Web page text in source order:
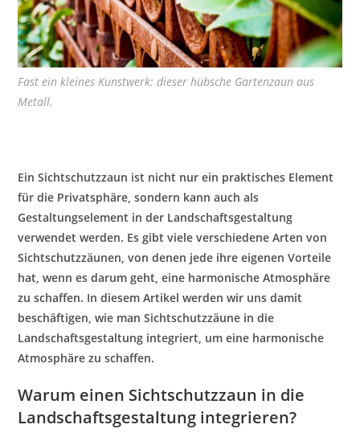
Fast ein kleines Kunstwerk: dieser hübsche Gartenzaun aus
Metall.
Ein Sichtschutzzaun ist nicht nur ein praktisches Element
für die Privatsphäre, sondern kann auch als
Gestaltungselement in der Landschaftsgestaltung
verwendet werden. Es gibt viele verschiedene Arten von
Sichtschutzzäunen, von denen jede ihre eigenen Vorteile
hat, wenn es darum geht, eine harmonische Atmosphäre
zu schaffen. In diesem Artikel werden wir uns damit
beschäftigen, wie man Sichtschutzzäune in die
Landschaftsgestaltung integriert, um eine harmonische
Atmosphäre zu schaffen.
Warum einen Sichtschutzzaun in die
Landschaftsgestaltung integrieren?